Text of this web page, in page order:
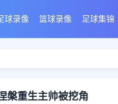
球录像 篮球录像 足球集锦
槃重生主帅被挖角